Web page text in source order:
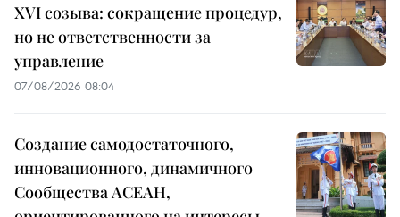
XVI созыва: сокращение процедур,
но не ответственности за
управление
07/08/2026 08:04
Создание самодостаточного,
инновационного, динамичного
Сообщества АСЕАН,